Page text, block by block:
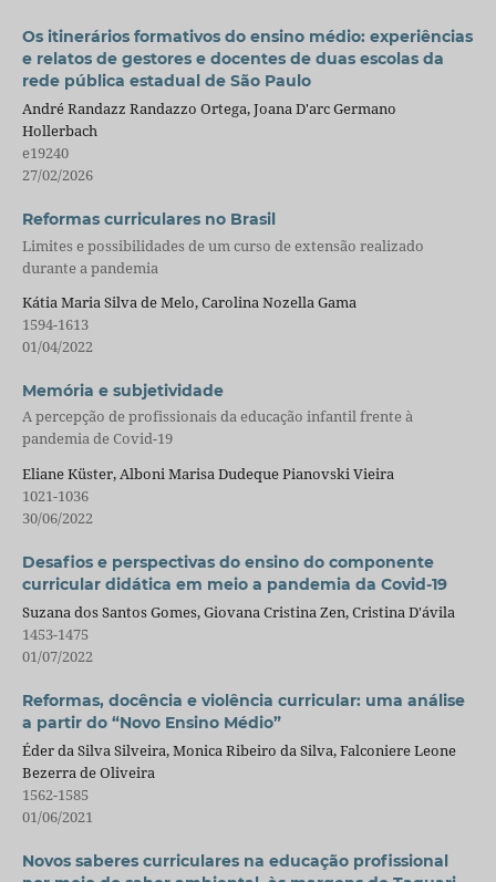
Os itinerários formativos do ensino médio: experiências
e relatos de gestores e docentes de duas escolas da
rede pública estadual de São Paulo
André Randazz Randazzo Ortega, Joana D'arc Germano
Hollerbach
e19240
27/02/2026
Reformas curriculares no Brasil
Limites e possibilidades de um curso de extensão realizado
durante a pandemia
Kátia Maria Silva de Melo, Carolina Nozella Gama
1594-1613
01/04/2022
Memória e subjetividade
A percepção de profissionais da educação infantil frente à
pandemia de Covid-19
Eliane Küster, Alboni Marisa Dudeque Pianovski Vieira
1021-1036
30/06/2022
Desafios e perspectivas do ensino do componente
curricular didática em meio a pandemia da Covid-19
Suzana dos Santos Gomes, Giovana Cristina Zen, Cristina D'ávila
1453-1475
01/07/2022
Reformas, docência e violência curricular: uma análise
a partir do “Novo Ensino Médio”
Éder da Silva Silveira, Monica Ribeiro da Silva, Falconiere Leone
Bezerra de Oliveira
1562-1585
01/06/2021
Novos saberes curriculares na educação profissional